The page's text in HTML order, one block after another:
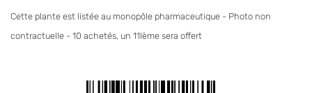
Cette plante est listée au monopôle pharmaceutique - Photo non
contractuelle - 10 achetés, un 11Ième sera offert